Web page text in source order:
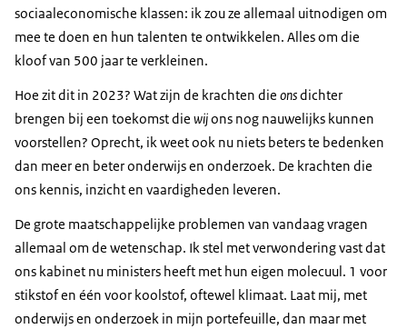
sociaaleconomische klassen: ik zou ze allemaal uitnodigen om
mee te doen en hun talenten te ontwikkelen. Alles om die
kloof van 500 jaar te verkleinen.
Hoe zit dit in 2023? Wat zijn de krachten die onsdichter
brengen bij een toekomst die wijons nog nauwelijks kunnen
voorstellen? Oprecht, ik weet ook nu niets beters te bedenken
dan meer en beter onderwijs en onderzoek. De krachten die
ons kennis, inzicht en vaardigheden leveren.
De grote maatschappelijke problemen van vandaag vragen
allemaal om de wetenschap. Ik stel met verwondering vast dat
ons kabinet nu ministers heeft met hun eigen molecuul. 1 voor
stikstof en één voor koolstof, oftewel klimaat. Laat mij, met
onderwijs en onderzoek in mijn portefeuille, dan maar met